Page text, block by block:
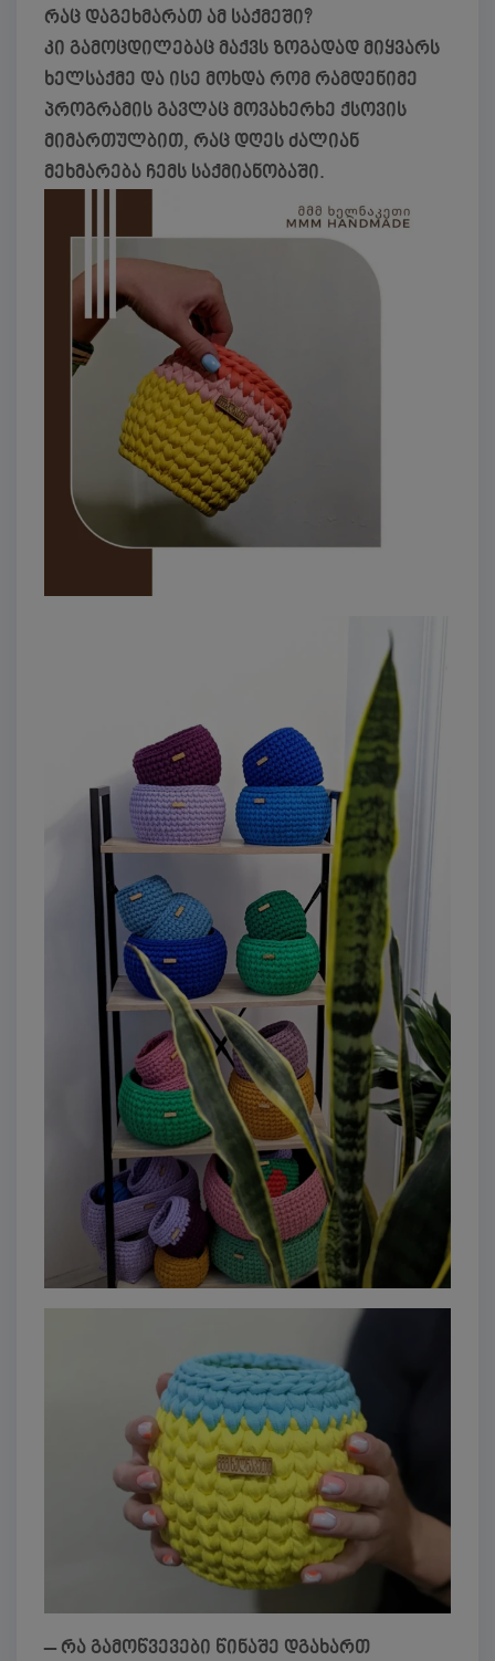
რაც დაგეხმარათ ამ საქმეში?
კი გამოცდილებაც მაქვს ზოგადად მიყვარს
ხელსაქმე და ისე მოხდა რომ რამდენიმე
პროგრამის გავლაც მოვახერხე ქსოვის
მიმართულბით, რაც დღეს ძალიან
მეხმარება ჩემს საქმიანობაში.
– რა გამოწვევები წინაშე დგახართ